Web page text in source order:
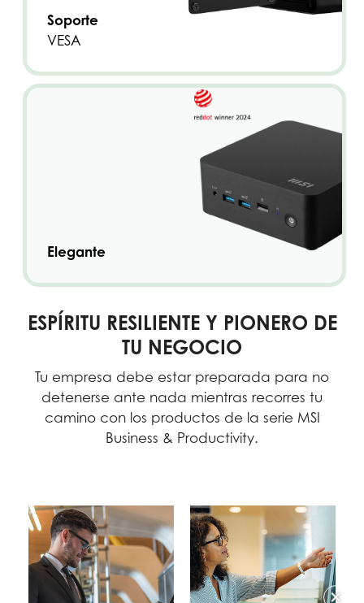
✕
Soporte
VESA
Elegante
ESPÍRITU RESILIENTE Y PIONERO DE
TU NEGOCIO
Tu empresa debe estar preparada para no
detenerse ante nada mientras recorres tu
camino con los productos de la serie MSI
Business & Productivity.